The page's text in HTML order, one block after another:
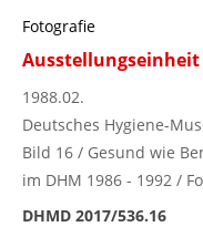
Fotografie
1988.02.
Deutsches Hygiene-
Bild 16 / Gesund wie
im DHM 1986 - 1992 /
DHMD 2017/536.16